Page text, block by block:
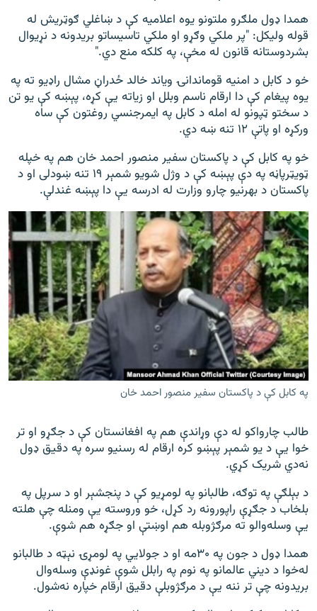
همدا ډول ملګرو ملتونو یوه اعلامیه کې د ښاغلي ګوټریش له
قوله ولیکل: "پر ملکي وګړو او ملکي تاسیساتو بریدونه د نړیوال
بشردوستانه قانون له مخې، په کلکه منع دي."
خو د کابل د امنیه قوماندانۍ ویاند خالد ځدراڼ مشال راډیو ته په
یوه پیغام کې دا ارقام ناسم وبلل او زیاته یې کړه، پېښه کې یو تن
د سختو ټپونو له امله د کابل په ایمرجنسي روغتون کې ساه
ورکړه او پاتې ۱۲ تنه ښه دي.
خو په کابل کې د پاکستان سفیر منصور احمد خان هم په خپله
ټویټرپاڼه په دې پېښه کې د وژل شویو شمېر ۱۹ تنه ښودلی او د
پاکستان د بهرنیو چارو وزارت له ادرسه یې دا پېښه غندلې.
په کابل کې د پاکستان سفیر منصور احمد خان
طالب چارواکو له دې وړاندې هم په افغانستان کې د جګړو او تر
خوا یې د یو شمېر پېښو کره ارقام له رسنیو سره په دقیق ډول
نه‌دي شریک کړي.
د بېلګې په توګه، طالبانو په لومړیو کې د پنجشېر او د سرپل په
بلخاب د جګړې راپورونه رد کړل، خو وروسته یې ومنله چې هلته
یې وسله‌والو ته مرګژوبله هم اوښتې او جګړه هم شوې.
همدا ډول د جون په ۳۰مه او د جولايي په لومړۍ نېټه د طالبانو
له‌خوا د دیني عالمانو په نوم په رابلل شوې غونډې وسله‌وال
بریدونه چې تر ننه یې د مرګژوبلې دقیق ارقام خپاره نه‌شول.